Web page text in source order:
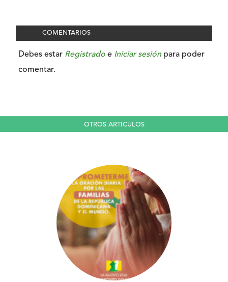
COMENTARIOS
Debes estar Registrado e Iniciar sesión para poder
comentar.
OTROS ARTICULOS